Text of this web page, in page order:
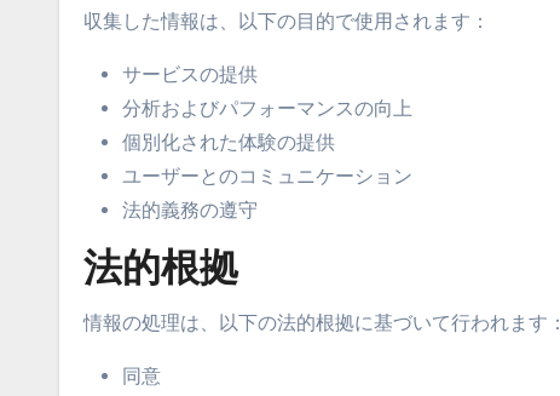
収集した情報は、以下の目的で使用されます：
サービスの提供
分析およびパフォーマンスの向上
個別化された体験の提供
ユーザーとのコミュニケーション
法的義務の遵守
法的根拠
情報の処理は、以下の法的根拠に基づいて行われます：
同意